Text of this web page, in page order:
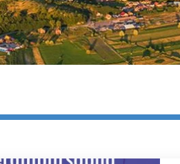
Ultimele Oricând